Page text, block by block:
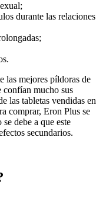
durante las relaciones
las mejores píldoras de
confían mucho sus
las tabletas vendidas en
comprar, Eron Plus se
debe a que este
secundarios.